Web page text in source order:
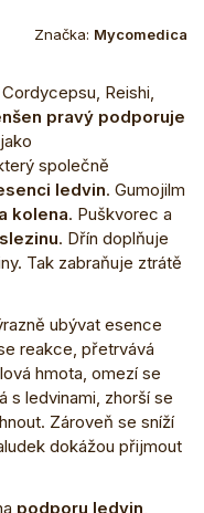
Značka: Mycomedica
Reishi,
pravý podporuje
společně
ledvin. Gumojilm
kolena. Puškvorec a
. Dřín doplňuje
Tak zabraňuje ztrátě
ubývat esence
reakce, přetrvává
hmota, omezí se
s ledvinami, zhorší se
Zároveň se sníží
dokážou přijmout
podporu ledvin,